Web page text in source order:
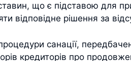
що є підставою для
відповідне рішення за
санації,
кредиторів про